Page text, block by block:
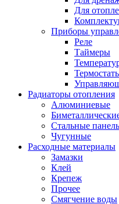
Для
Приборы
Реле
Таймеры
Радиаторы отопления
Алюминиевые
Стальные
Чугунные
Расходные материалы
Замазки
Клей
Крепеж
Прочее
Смягчение воды